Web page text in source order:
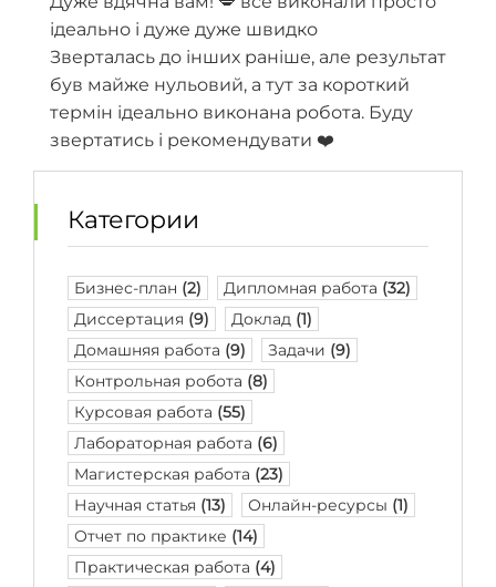
ідеально і дуже дуже швидко
Зверталась до інших раніше, але результат
був майже нульовий, а тут за короткий
термін ідеально виконана робота. Буду
звертатись і рекомендувати ❤️
Категории
Бизнес-план (2) Дипломная работа (32)
Диссертация (9) Доклад (1)
Домашняя работа (9) Задачи (9)
Контрольная робота (8)
Курсовая работа (55)
Лабораторная работа (6)
Магистерская работа (23)
Научная статья (13) Онлайн-ресурсы (1)
Отчет по практике (14)
Практическая работа (4)